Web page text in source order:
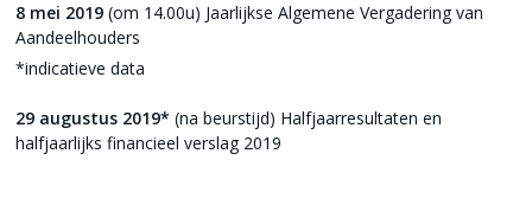
8 mei 2019 (om 14.00u) Jaarlijkse Algemene Vergadering van
Aandeelhouders
*indicatieve data
29 augustus 2019* (na beurstijd) Halfjaarresultaten en
halfjaarlijks financieel verslag 2019